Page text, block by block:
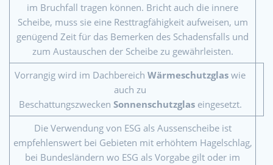
im Bruchfall tragen können. Bricht auch die innere
Scheibe, muss sie eine Resttragfähigkeit aufweisen, um
genügend Zeit für das Bemerken des Schadensfalls und
zum Austauschen der Scheibe zu gewährleisten.
Vorrangig wird im DachbereichWärmeschutzglas wie
auch zu
Beschattungszwecken Sonnenschutzglaseingesetzt.
Die Verwendung von ESG als Aussenscheibe ist
empfehlenswert bei Gebieten mit erhöhtem Hagelschlag,
bei Bundesländern wo ESG als Vorgabe gilt oder im